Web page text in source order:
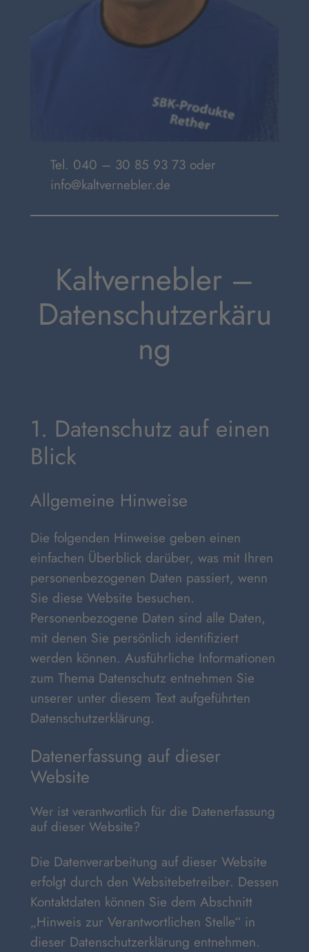
Tel. 040 – 30 85 93 73 oder
info@kaltvernebler.de
Kaltvernebler –
Datenschutzerkäru
ng
1. Datenschutz auf einen
Blick
Allgemeine Hinweise
Die folgenden Hinweise geben einen
einfachen Überblick darüber, was mit Ihren
personenbezogenen Daten passiert, wenn
Sie diese Website besuchen.
Personenbezogene Daten sind alle Daten,
mit denen Sie persönlich identifiziert
werden können. Ausführliche Informationen
zum Thema Datenschutz entnehmen Sie
unserer unter diesem Text aufgeführten
Datenschutzerklärung.
Datenerfassung auf dieser
Website
Wer ist verantwortlich für die Datenerfassung
auf dieser Website?
Die Datenverarbeitung auf dieser Website
erfolgt durch den Websitebetreiber. Dessen
Kontaktdaten können Sie dem Abschnitt
„Hinweis zur Verantwortlichen Stelle“ in
dieser Datenschutzerklärung entnehmen.